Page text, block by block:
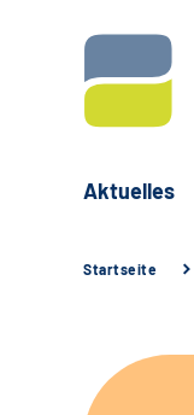
Aktuelles
Startseite